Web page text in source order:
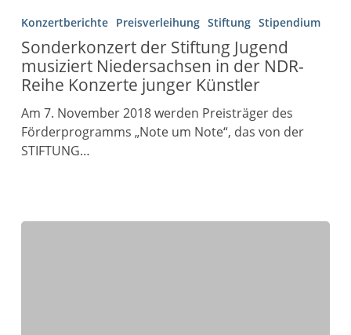
Konzertberichte Preisverleihung Stiftung Stipendium
Sonderkonzert der Stiftung Jugend
musiziert Niedersachsen in der NDR-
Reihe Konzerte junger Künstler
Am 7. November 2018 werden Preisträger des
Förderprogramms „Note um Note“, das von der
STIFTUNG…